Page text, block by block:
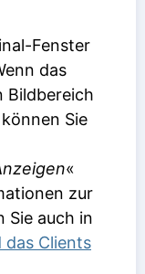
Fenster
das
Bildbereich
Sie
«
zur
Sie auch in
das Clients